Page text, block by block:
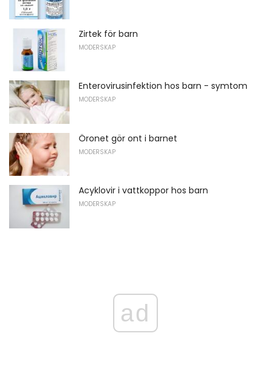
Zirtek för barn
MODERSKAP
Enterovirusinfektion hos barn - symtom
MODERSKAP
Öronet gör ont i barnet
MODERSKAP
Acyklovir i vattkoppor hos barn
MODERSKAP
ad